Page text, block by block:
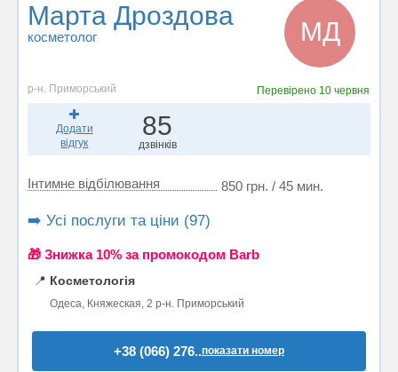
Марта Дроздова
косметолог МД
р-н. Приморський Перевірено 10 червня
Додати
відгук
85
дзвінків
Інтимне відбілювання 850 грн. / 45 мин.
➡️ Усі послуги та ціни (97)
🎁 Знижка 10% за промокодом Barb
📍 Косметологія
Одеса, Княжеская, 2 р-н. Приморський
+38 (066) 276..показати номер